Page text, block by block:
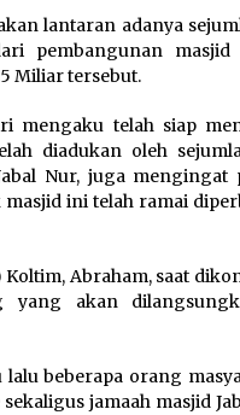
lantaran adanya
pembangunan
Miliar tersebut.
mengaku telah siap
diadukan oleh
Nur, juga mengingat
masjid ini telah ramai
Koltim, Abraham, saat
yang akan
lalu beberapa orang
jamaah masjid